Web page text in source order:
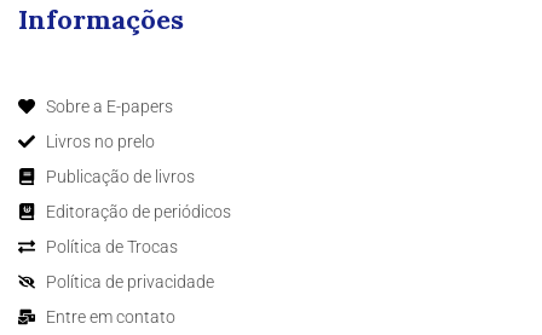
Informações
Sobre a E-papers
Livros no prelo
Publicação de livros
Editoração de periódicos
Política de Trocas
Política de privacidade
Entre em contato